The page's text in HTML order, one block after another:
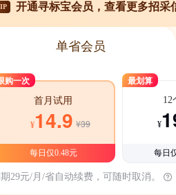
开通寻标宝会员，查看更多招采
单省会员
购一次
首月试用
¥14.9 ¥39
每日仅0.48元
最划算
12
¥
每日
29元/月/省自动续费，可随时取消。